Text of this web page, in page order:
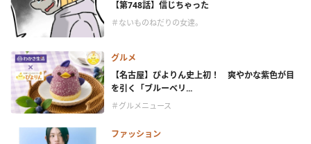
【第748話】信じちゃった
＃ないものねだりの女達。
グルメ
【名古屋】ぴよりん史上初！ 爽やかな紫色が目
を引く「ブルーベリ...
＃グルメニュース
ファッション